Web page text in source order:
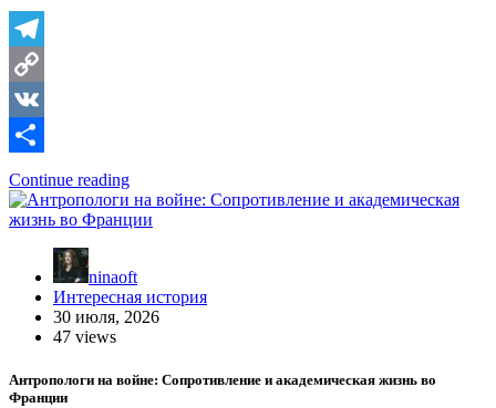
Telegram
Copy
Link
VK
Отправить
Continue reading
ninaoft
Интересная история
30 июля, 2026
47 views
Антропологи на войне: Сопротивление и академическая жизнь во
Франции